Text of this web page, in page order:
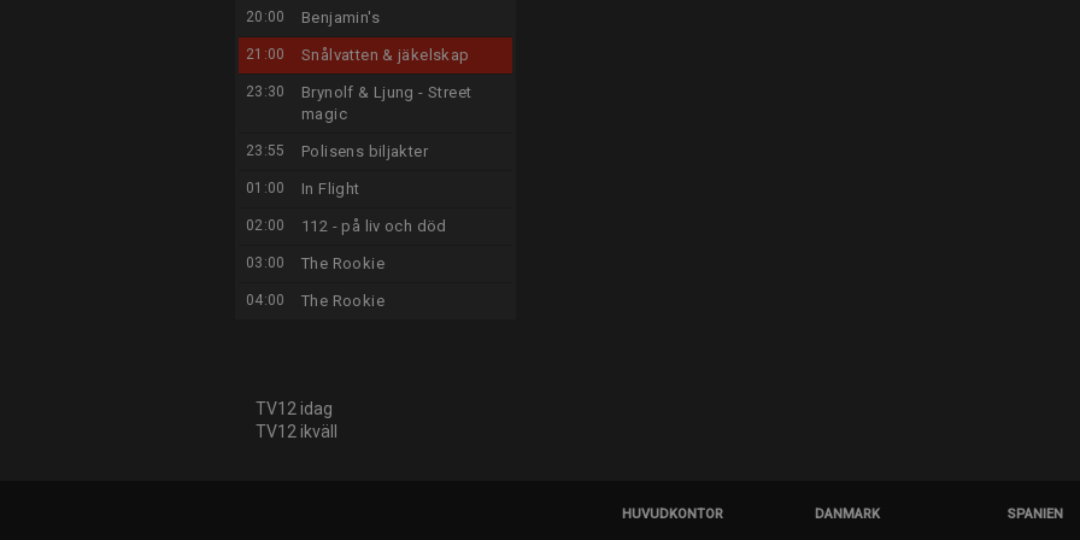
20:00 Benjamin's
21:00 Snålvatten & jäkelskap
23:30
Brynolf & Ljung - Street
magic
23:55 Polisens biljakter
01:00 In Flight
02:00 112 - på liv och död
03:00 The Rookie
04:00 The Rookie
TV12 idag
TV12 ikväll
HUVUDKONTOR DANMARK SPANIEN